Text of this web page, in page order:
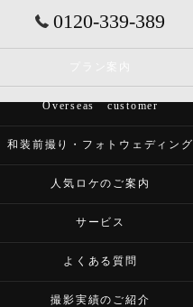
0120-339-389
Overseas customer
和装前撮り・フォトウェディング
人気ロケのご案内
サービス
よくある質問
撮影実績のご紹介